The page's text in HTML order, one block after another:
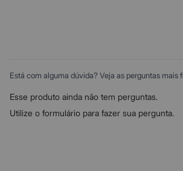
Está com alguma dúvida? Veja as perguntas
Esse produto ainda não tem perguntas.
Utilize o formulário para fazer sua pergunta.